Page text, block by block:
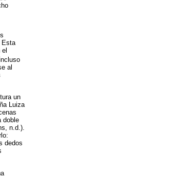
Esta
al
un
Luiza
doble
n.d.).
dedos